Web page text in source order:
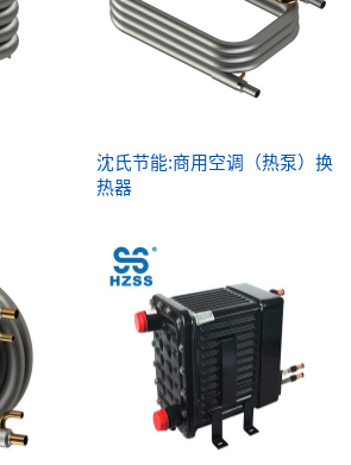
沈氏节能:商用空调（热泵）换
热器